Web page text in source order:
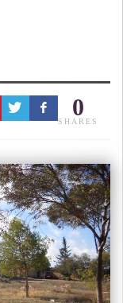
0
SHARES